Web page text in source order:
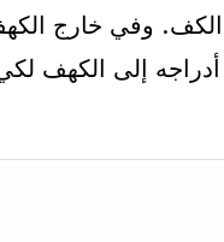
وفي خارج
إلى الكهف